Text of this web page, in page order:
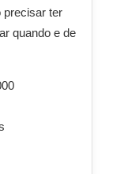
precisar ter
quando e de